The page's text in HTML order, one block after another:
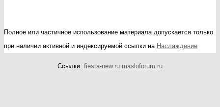
Полное или частичное использование материала допускается только
при наличии активной и индексируемой ссылки на Наслаждение
Ссылки: fiesta-new.ru masloforum.ru